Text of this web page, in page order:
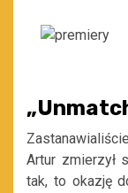
Artur zmierzył
tak, to okazję